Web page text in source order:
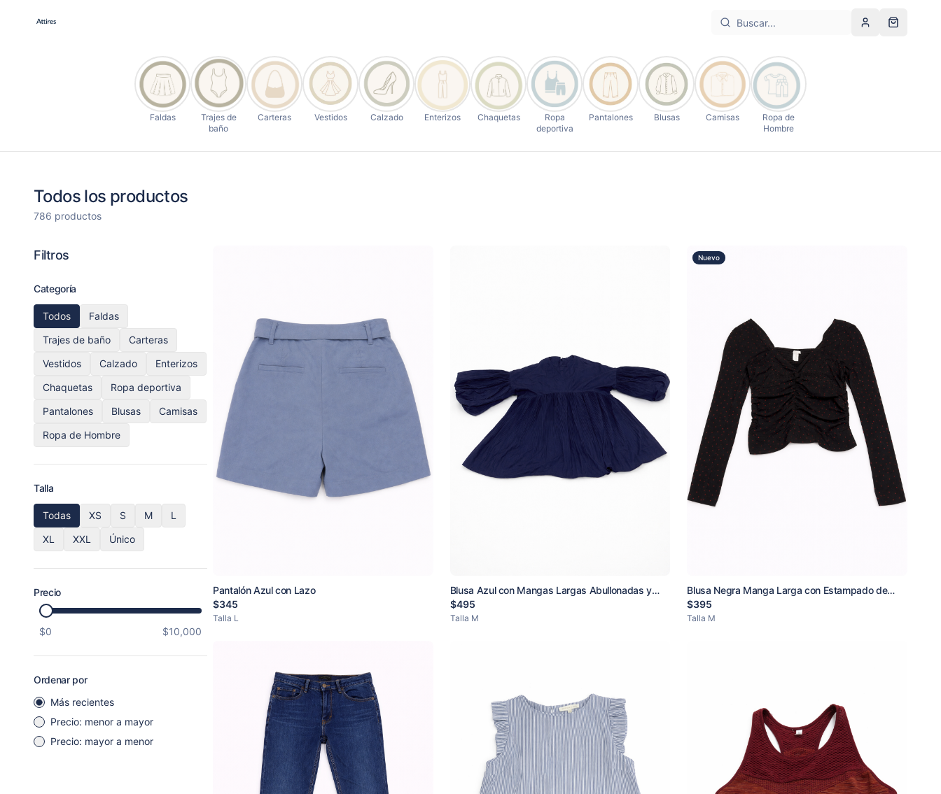
CuentaCarrito
Faldas
Trajes de
baño
Carteras Vestidos Calzado Enterizos Chaquetas
Ropa
deportiva
Pantalones Blusas Camisas
Ropa de
Hombre
Todos los productos
786 productos
Filtros
Categoría
Todos
Faldas
Trajes de baño
Carteras
Vestidos
Calzado
Enterizos
Chaquetas
Ropa deportiva
Pantalones
Blusas
Camisas
Ropa de Hombre
Talla
Todas XS S M
L
XL
XXL Único
Precio
$0 $10,000
Ordenar por
Más recientes
Precio: menor a mayor
Precio: mayor a menor
Pantalón Azul con Lazo
$345
Talla L
Blusa Azul con Mangas Largas Abullonadas y
Ruedo en Pliegues
$495
Talla M
Nuevo
Blusa Negra Manga Larga con Estampado de
Corazones Rojos H&M
$395
Talla M